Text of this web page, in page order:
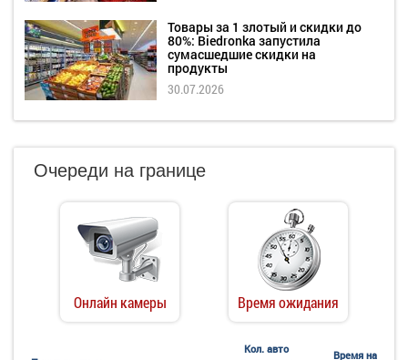
Товары за 1 злотый и скидки до
80%: Biedronka запустила
сумасшедшие скидки на
продукты
30.07.2026
Очереди на границе
Онлайн камеры Время ожидания
Кол. авто
Время на